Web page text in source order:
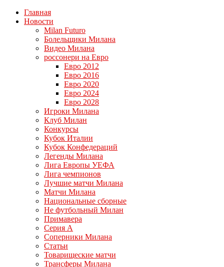
Главная
Новости
Milan Futuro
Болельщики Милана
Видео Милана
россонери на Евро
Евро 2012
Евро 2016
Евро 2020
Евро 2024
Евро 2028
Игроки Милана
Клуб Милан
Конкурсы
Кубок Италии
Кубок Конфедераций
Легенды Милана
Лига Европы УЕФА
Лига чемпионов
Лучшие матчи Милана
Матчи Милана
Национальные сборные
Не футбольный Милан
Примавера
Серия А
Соперники Милана
Статьи
Товарищеские матчи
Трансферы Милана